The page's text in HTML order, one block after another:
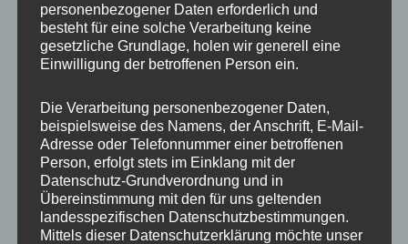
MP Mario Porten
Beratung
Training
Coaching
Impulsvorträge
personenbezogener Daten erforderlich und
besteht für eine solche Verarbeitung keine
gesetzliche Grundlage, holen wir generell eine
Einwilligung der betroffenen Person ein.
Die Verarbeitung personenbezogener Daten,
beispielsweise des Namens, der Anschrift, E-Mail-
Adresse oder Telefonnummer einer betroffenen
Person, erfolgt stets im Einklang mit der
Datenschutz-Grundverordnung und in
Übereinstimmung mit den für uns geltenden
landesspezifischen Datenschutzbestimmungen.
Mittels dieser Datenschutzerklärung möchte unser